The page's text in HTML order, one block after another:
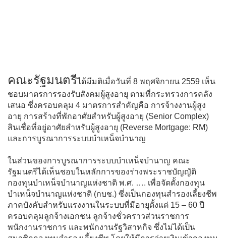
คณะรัฐมนตรีได้มีมติเมื่อวันที่ 8 พฤศจิกายน 2559 เห็น
ชอบมาตรการรองรับสังคมผู้สูงอายุ ตามที่กระทรวงการคลัง
เสนอ ซึ่งครอบคลุม 4 มาตรการสำคัญคือ การจ้างงานผู้สูง
อายุ การสร้างที่พักอาศัยสำหรับผู้สูงอายุ (Senior Complex)
สินเชื่อที่อยู่อาศัยสำหรับผู้สูงอายุ (Reverse Mortgage: RM)
และการบูรณาการระบบบำเหน็จบำนาญ
ในส่วนของการบูรณาการระบบบำเหน็จบำนาญ คณะ
รัฐมนตรีได้เห็นชอบในหลักการของร่างพระราชบัญญัติ
กองทุนบำเหน็จบำนาญแห่งชาติ พ.ศ. …. เพื่อจัดตั้งกองทุน
บำเหน็จบำนาญแห่งชาติ (กบช.) ซึ่งเป็นกองทุนสำรองเลี้ยงชีพ
ภาคบังคับสำหรับแรงงานในระบบที่มีอายุตั้งแต่ 15 – 60 ปี
ครอบคลุมลูกจ้างเอกชน ลูกจ้างชั่วคราวส่วนราชการ
พนักงานราชการ และพนักงานรัฐวิสาหกิจ ซึ่งไม่ได้เป็น